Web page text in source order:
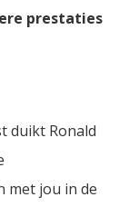
prestaties
duikt Ronald
met jou in de